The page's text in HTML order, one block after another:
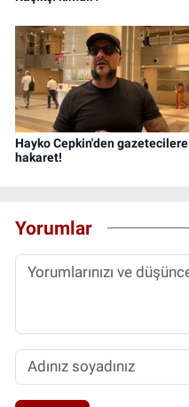
Hayko Cepkin'den gazetecilere
hakaret!
Yorumlar